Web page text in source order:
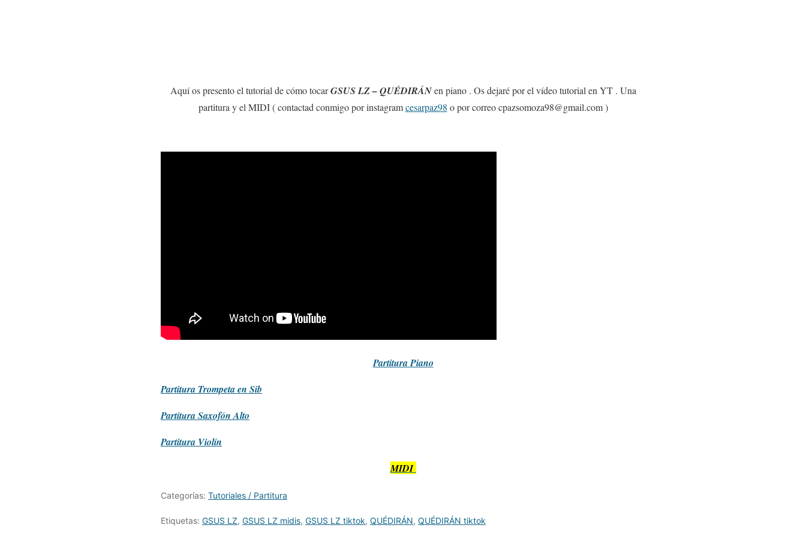
Aquí os presento el tutorial de cómo tocarGSUS LZ – QUÉDIRÁNen piano . Os dejaré por el vídeo tutorial en YT . Una
partitura y el MIDI ( contactad conmigo por instagramcesarpaz98 o por correo cpazsomoza98@gmail.com )
PartituraPiano
Partitura Trompeta en Sib
PartituraSaxofón Alto
Partitura Violín
MIDI
Categorías: Tutoriales / Partitura
Etiquetas: GSUS LZ, GSUS LZ midis, GSUS LZ tiktok, QUÉDIRÁN, QUÉDIRÁN tiktok